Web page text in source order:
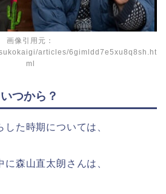
画像引用元：
articles/6gimldd7e5xu8q8sh.ht
ml
つから？
た時期については、
に森山直太朗さんは、